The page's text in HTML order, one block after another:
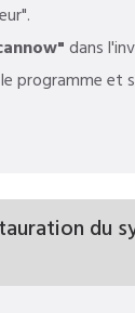
dans
programme et
du